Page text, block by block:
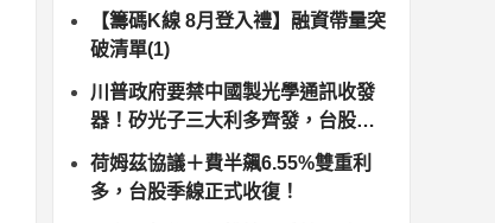
【籌碼K線 8月登入禮】融資帶量突
破清單(1)
川普政府要禁中國製光學通訊收發
器！矽光子三大利多齊發，台股供
應鏈同步噴出
荷姆茲協議＋費半飆6.55%雙重利
多，台股季線正式收復！